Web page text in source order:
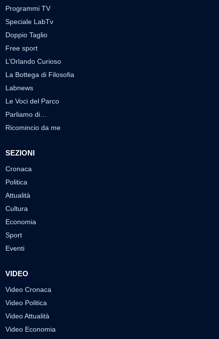
Programmi TV
Speciale LabTv
Doppio Taglio
Free sport
L’Orlando Curioso
La Bottega di Filosofia
Labnews
Le Voci del Parco
Parliamo di…
Ricomincio da me
SEZIONI
Cronaca
Politica
Attualità
Cultura
Economia
Sport
Eventi
VIDEO
Video Cronaca
Video Politica
Video Attualità
Video Economia